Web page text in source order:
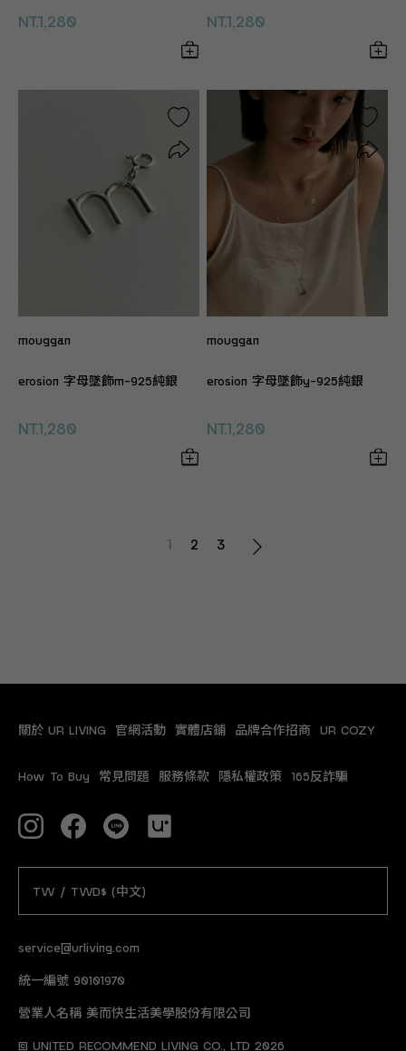
NT.1,280 NT.1,280
mouggan
erosion 字母墜飾m-925純銀
NT.1,280
mouggan
erosion 字母墜飾y-925純銀
NT.1,280
1 2 3
service@urliving.com
統一編號 90101970
營業人名稱 美而快生活美學股份有限公司
© UNITED RECOMMEND LIVING CO., LTD 2026
關於 UR LIVING 官網活動 實體店鋪 品牌合作招商 UR COZY
How To Buy 常見問題 服務條款 隱私權政策 165反詐騙
TW / TWD$ (中文)